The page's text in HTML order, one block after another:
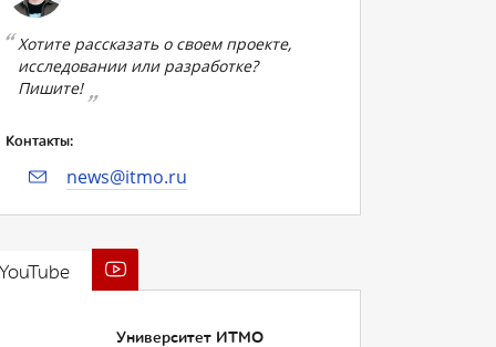
Хотите рассказать о своем проекте,
исследовании или разработке?
Пишите!
Контакты:
news@itmo.ru
Университет ИТМО